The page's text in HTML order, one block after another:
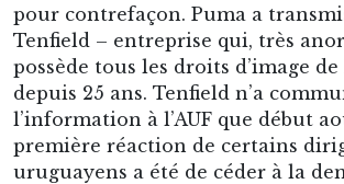
pour contrefaçon. Puma a
Tenfield – entreprise qui, très
possède tous les droits d’image de
depuis 25 ans. Tenfield n’a
l’information à l’AUF que début
première réaction de certains
uruguayens a été de céder à la